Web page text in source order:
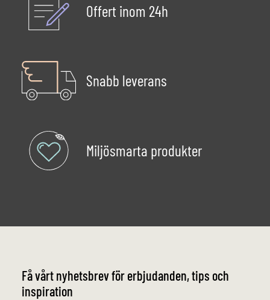
Offert inom 24h
Snabb leverans
Miljösmarta produkter
Få vårt nyhetsbrev för erbjudanden, tips och
inspiration